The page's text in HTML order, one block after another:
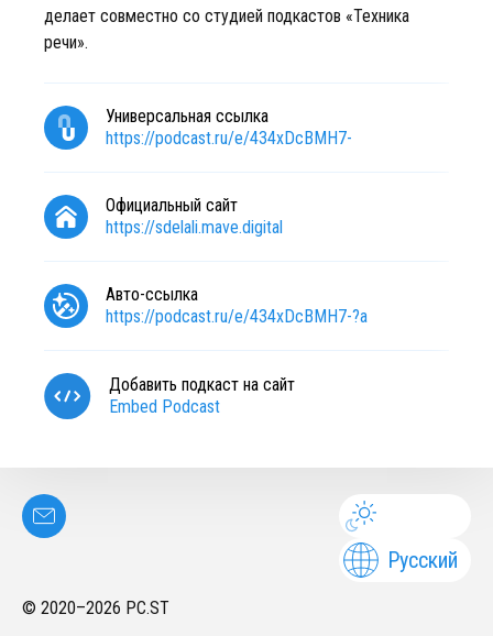
делает совместно со студией подкастов «Техника
речи».
Универсальная ссылка
https://podcast.ru/e/434xDcBMH7-
Официальный сайт
https://sdelali.mave.digital
Авто-ссылка
https://podcast.ru/e/434xDcBMH7-?a
Добавить подкаст на сайт
Embed Podcast
Русский
© 2020–2026 PC.ST